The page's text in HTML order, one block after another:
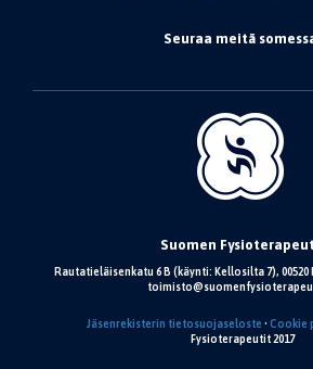
Seuraa meitä
Suomen
Rautatieläisenkatu 6 B (käynti: Kellosilta 7), 00520
Jäsenrekisterin tietosuojaseloste • Cookie
Fysioterapeutit 2017